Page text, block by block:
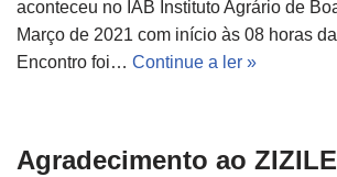
aconteceu no IAB Instituto Agrário de
Março de 2021 com início às 08 horas
Encontro foi… Continue a ler »
Agradecimento ao